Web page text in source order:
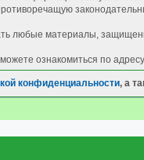
любые материалы,
ознакомиться по адресу
конфиденциальности, а